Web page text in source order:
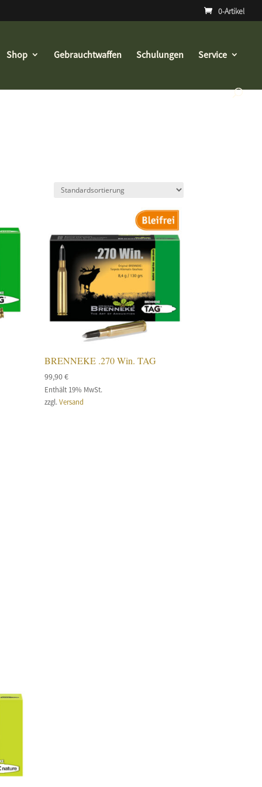
0-Artikel
Shop Gebrauchtwaffen Schulungen Service
BRENNEKE .270 Win. TAG
99,90€
Enthält 19% MwSt.
zzgl.Versand